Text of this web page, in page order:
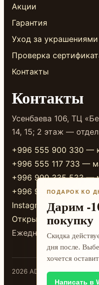
Акции
Гарантия
Уход за украшениями
Проверка
Контакты
Контакты
Усенбаева 106, ТЦ
14, 15; 2 этаж —
+996 555 900 330 —
+996 555 117 733 —
+996 999 335 533 —
+996 999 338 333 —
Instagram
Открыть в 2GIS
Ежедневно 10:00-
2026 ADAMANT · Бишкек
ПОДАРОК КО
Дарим -
покупку
Скидка
дня после.
хочется
Написать в